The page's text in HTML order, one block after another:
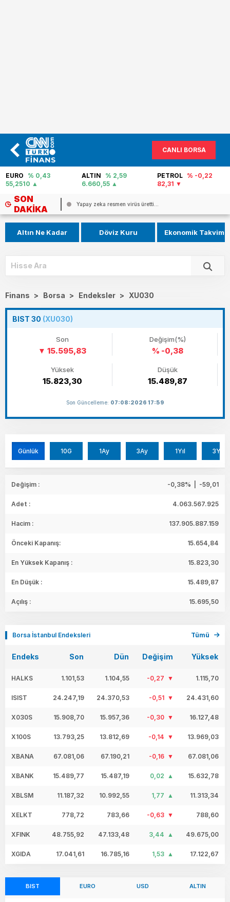
CANLI BORSA
ALTIN
% 2,59
6.660,55
PETROL
% -0,22
82,31
FAİZ % 40,02
0
SON
DAKIKA
Yapay zeka resmen virüs üretti...
Altın Ne Kadar Döviz Kuru Ekonomik Takvim
Finans > Borsa > Endeksler > XU030
BIST 30 (XU030)
Son
15.595,83
Değişim(%)
% -0,38
Yüksek
15.823,30
Düşük
15.489,87
Son Güncelleme: 07:08:2026 17:59
Günlük 10G 1Ay 3Ay 1Yıl 3Yıl
Değişim : -0,38% | -59,01
Adet : 4.063.567.925
Hacim : 137.905.887.159
Önceki Kapanış: 15.654,84
En Yüksek Kapanış : 15.823,30
En Düşük : 15.489,87
Açılış : 15.695,50
Borsa İstanbul Endeksleri Tümü
Endeks Son Dün Değişim Yüksek
HALKS 1.101,53 1.104,55 -0,27 1.115,70
ISIST 24.247,19 24.370,53 -0,51 24.431,60
X030S 15.908,70 15.957,36 -0,30 16.127,48
X100S 13.793,25 13.812,69 -0,14 13.969,03
XBANA 67.081,06 67.190,21 -0,16 67.081,06
XBANK 15.489,77 15.487,19 0,02 15.632,78
XBLSM 11.187,32 10.992,55 1,77 11.313,34
XELKT 778,72 783,66 -0,63 788,60
XFINK 48.755,92 47.133,48 3,44 49.675,00
XGIDA 17.041,61 16.785,16 1,53 17.122,67
BIST EURO USD ALTIN